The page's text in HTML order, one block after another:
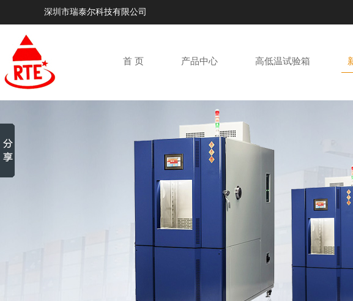
深圳市瑞泰尔科技有限公司
首 页 产品中心 高低温试验箱